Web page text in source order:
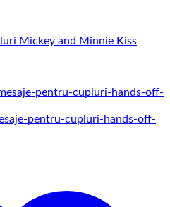
Mickey and Minnie Kiss
lei